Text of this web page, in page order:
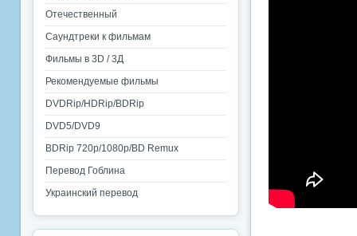
Отечественный
Саундтреки к фильмам
Фильмы в 3D / 3Д
Рекомендуемые фильмы
DVDRip/HDRip/BDRip
DVD5/DVD9
BDRip 720p/1080p/BD Remux
Перевод Гоблина
Украинский перевод